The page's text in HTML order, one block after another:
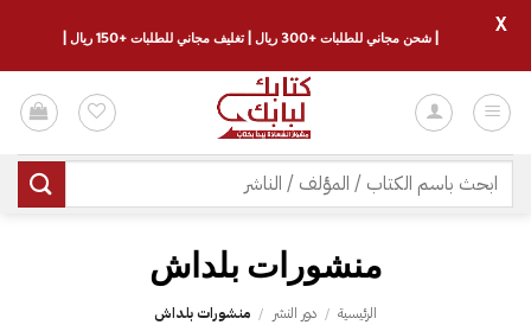
للمحتوى
البحث
عن:
منشورات بلداش
الرئيسية / دور النشر / منشورات بلداش
| شحن مجاني للطلبات +300 ريال | تغليف مجاني للطلبات +150 ريال |
X